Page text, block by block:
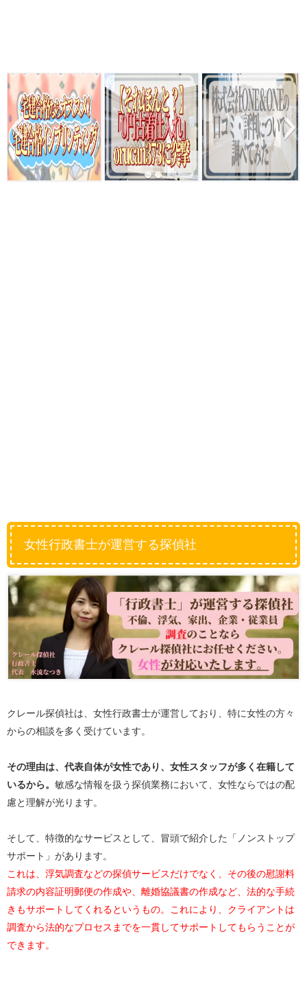
女性行政書士が運営する探偵社
クレール探偵社は、女性行政書士が運営しており、特に女性の方々
からの相談を多く受けています。
その理由は、代表自体が女性であり、女性スタッフが多く在籍して
いるから。 敏感な情報を扱う探偵業務において、女性ならではの配
慮と理解が光ります。
そして、特徴的なサービスとして、冒頭で紹介した「ノンストップ
サポート」があります。
これは、浮気調査などの探偵サービスだけでなく、その後の慰謝料
請求の内容証明郵便の作成や、離婚協議書の作成など、法的な手続
きもサポートしてくれるというもの。これにより、クライアントは
調査から法的なプロセスまでを一貫してサポートしてもらうことが
できます。